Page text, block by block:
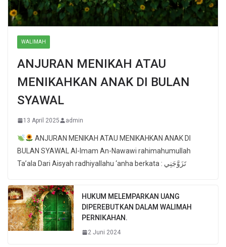
WALIMAH
ANJURAN MENIKAH ATAU
MENIKAHKAN ANAK DI BULAN
SYAWAL
13 April 2025 admin
ANJURAN MENIKAH ATAU MENIKAHKAN ANAK DI
BULAN SYAWAL Al-Imam An-Nawawi rahimahumullah
Ta’ala Dari Aisyah radhiyallahu ‘anha berkata : تَزَوَّجَنِي
HUKUM MELEMPARKAN UANG
DIPEREBUTKAN DALAM WALIMAH
PERNIKAHAN.
2 Juni 2024